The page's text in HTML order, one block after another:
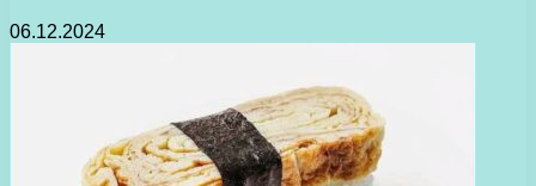
06.12.2024